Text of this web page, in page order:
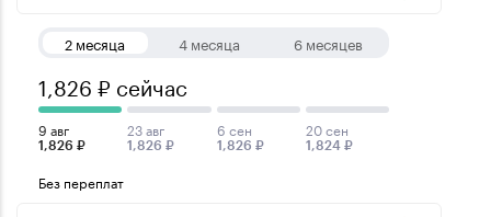
2 месяца 4 месяца 6 месяцев
1,826 ₽ сейчас
9 авг
1,826 ₽
23 авг
1,826 ₽
6 сен
1,826 ₽
20 сен
1,824 ₽
Без переплат